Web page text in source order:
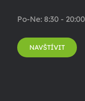
Po-Ne: 8:30 - 20:00
NAVŠTÍVIT